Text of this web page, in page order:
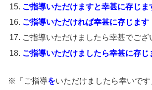
ご指導いただけますと幸甚に存じま
ご指導いただければ幸甚に存じます
ご指導いただけましたら幸甚でござ
ご指導いただけましたら幸甚に存じ
※「ご指導をいただけましたら幸いで